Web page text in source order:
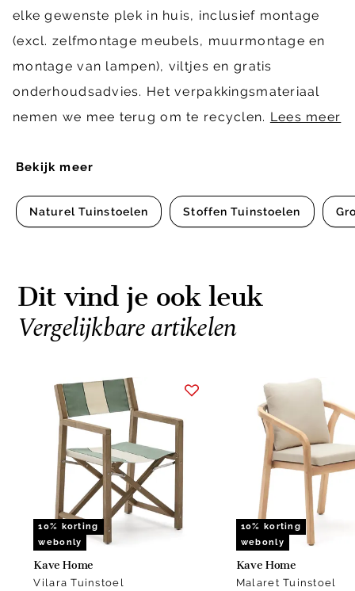
Bekijk meer
Naturel Tuinstoelen Stoffen Tuinstoelen
elke gewenste plek in huis, inclusief montage
(excl. zelfmontage meubels, muurmontage en
montage van lampen), viltjes en gratis
onderhoudsadvies. Het verpakkingsmateriaal
nemen we mee terug om te recyclen. Lees meer
Dit vind je ook leuk
Vergelijkbare artikelen
10% korting
webonly
Kave Home
Vilara Tuinstoel
10% korting
webonly
Kave Home
Malaret Tuinstoel